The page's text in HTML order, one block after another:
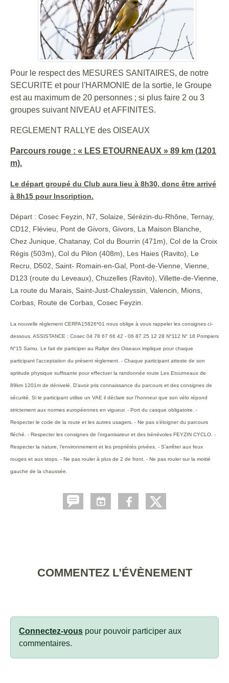
Pour le respect des MESURES SANITAIRES, de notre
SECURITE et pour l'HARMONIE de la sortie, le Groupe
est au maximum de 20 personnes ; si plus faire 2 ou 3
groupes suivant NIVEAU et AFFINITES.
REGLEMENT RALLYE des OISEAUX
Parcours rouge : « LES ETOURNEAUX » 89 km (1201
m).
Le départ groupé du Club aura lieu à 8h30, donc être arrivé
à 8h15 pour Inscription.
Départ : Cosec Feyzin, N7, Solaize, Sérézin-du-Rhône, Ternay,
CD12, Flévieu, Pont de Givors, Givors, La Maison Blanche,
Chez Junique, Chatanay, Col du Bourrin (471m), Col de la Croix
Régis (503m), Col du Pilon (408m), Les Haies (Ravito), Le
Recru, D502, Saint- Romain-en-Gal, Pont-de-Vienne, Vienne,
D123 (route du Leveaux), Chuzelles (Ravito), Villette-de-Vienne,
La route du Marais, Saint-Just-Chaleyssin, Valencin, Mions,
Corbas, Route de Corbas, Cosec Feyzin.
La nouvelle règlement CERFA15826*01 nous oblige à vous rappeler les consignes ci-
dessous. ASSISTANCE : Cosec 04 78 67 66 42 - 06 87 25 12 28 N°112 N° 18 Pompiers
N°15 Samu. Le fait de participer au Rallye des Oiseaux implique pour chaque
participant l’acceptation du présent règlement. - Chaque participant atteste de son
aptitude physique suffisante pour effectuer la randonnée route Les Etourneaux de
89km 1201m de dénivelé. D’avoir pris connaissance du parcours et des consignes de
sécurité. Si le participant utilise un VAE il déclare sur l’honneur que son vélo répond
strictement aux normes européennes en vigueur. - Port du casque obligatoire. -
Respecter le code de la route et les autres usagers. - Ne pas s’éloigner du parcours
fléché. - Respecter les consignes de l’organisateur et des bénévoles FEYZIN CYCLO. -
Respecter la nature, l’environnement et les propriétés privées. - S’arrêter aux feux
rouges et aux stops. - Ne pas rouler à plus de 2 de front. - Ne pas rouler sur la moitié
gauche de la chaussée.
COMMENTEZ L’ÉVÈNEMENT
Connectez-vous pour pouvoir participer aux
commentaires.